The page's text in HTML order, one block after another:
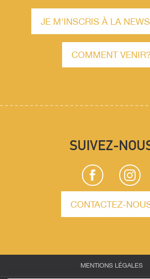
JE M'INSCRIS À LA
COMMENT VENIR?
SUIVEZ-
CONTACTEZ-
MENTIONS LÉGALES